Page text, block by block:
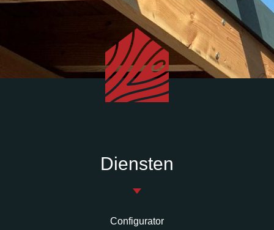
Diensten
Configurator